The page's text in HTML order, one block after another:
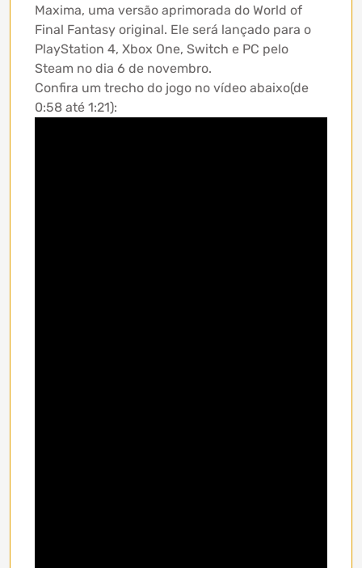
Maxima, uma versão aprimorada do World of
Final Fantasy original. Ele será lançado para o
PlayStation 4, Xbox One, Switch e PC pelo
Steam no dia 6 de novembro.
Confira um trecho do jogo no vídeo abaixo(de
0:58 até 1:21):